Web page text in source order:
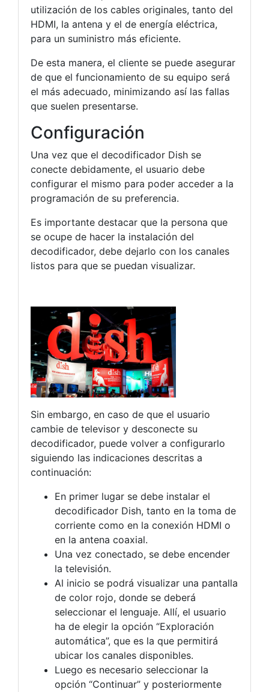
utilización de los cables originales, tanto del
HDMI, la antena y el de energía eléctrica,
para un suministro más eficiente.
De esta manera, el cliente se puede asegurar
de que el funcionamiento de su equipo será
el más adecuado, minimizando así las fallas
que suelen presentarse.
Configuración
Una vez que el decodificador Dish se
conecte debidamente, el usuario debe
configurar el mismo para poder acceder a la
programación de su preferencia.
Es importante destacar que la persona que
se ocupe de hacer la instalación del
decodificador, debe dejarlo con los canales
listos para que se puedan visualizar.
Sin embargo, en caso de que el usuario
cambie de televisor y desconecte su
decodificador, puede volver a configurarlo
siguiendo las indicaciones descritas a
continuación:
En primer lugar se debe instalar el
decodificador Dish, tanto en la toma de
corriente como en la conexión HDMI o
en la antena coaxial.
Una vez conectado, se debe encender
la televisión.
Al inicio se podrá visualizar una pantalla
de color rojo, donde se deberá
seleccionar el lenguaje. Allí, el usuario
ha de elegir la opción “Exploración
automática”, que es la que permitirá
ubicar los canales disponibles.
Luego es necesario seleccionar la
opción “Continuar” y posteriormente